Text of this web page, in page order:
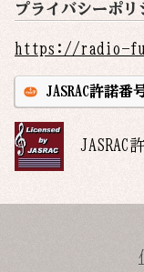
プライバシーポリ
https://radio-
JASRAC許諾番
JASRAC